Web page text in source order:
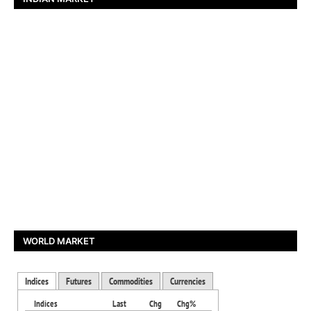
WORLD MARKET